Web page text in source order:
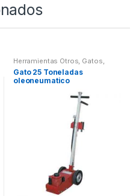
Herramientas Otros, Gatos,
Soportes y Hidraulica
Gato 25 Toneladas
oleoneumatico